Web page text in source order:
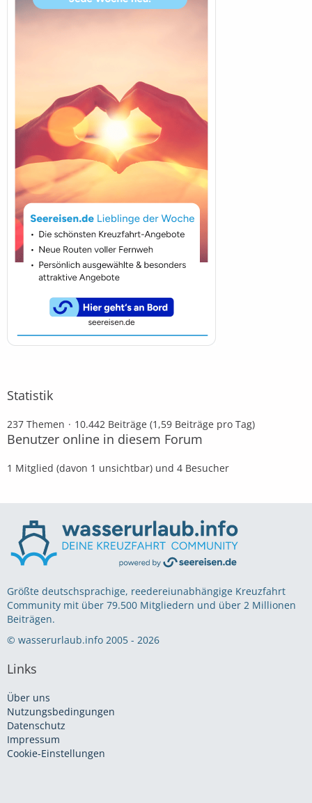
Statistik
237 Themen 10.442 Beiträge (1,59 Beiträge pro Tag)
Benutzer online in diesem Forum
1 Mitglied (davon 1 unsichtbar) und 4 Besucher
Größte deutschsprachige, reedereiunabhängige Kreuzfahrt
Community mit über 79.500 Mitgliedern und über 2 Millionen
Beiträgen.
© wasserurlaub.info 2005 - 2026
Links
Über uns
Nutzungsbedingungen
Datenschutz
Impressum
Cookie-Einstellungen